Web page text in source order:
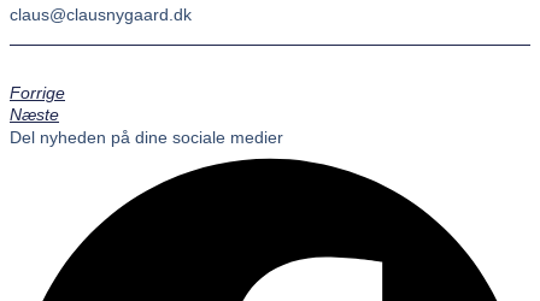
claus@clausnygaard.dk
Forrige
Næste
Del nyheden på dine sociale medier